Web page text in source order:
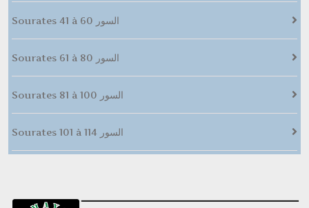
Sourates 41 à 60 السور
Sourates 61 à 80 السور
Sourates 81 à 100 السور
Sourates 101 à 114 السور